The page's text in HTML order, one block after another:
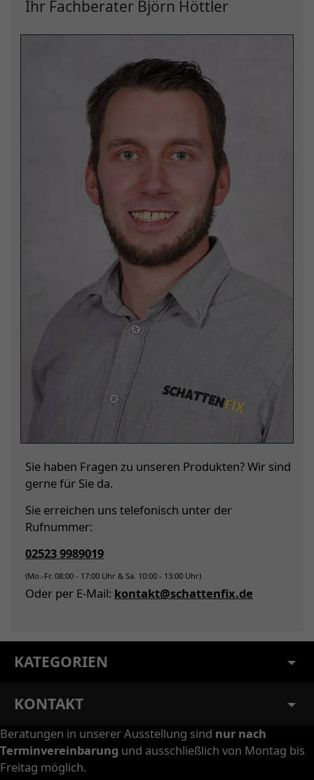
Ihr Fachberater Björn Höttler
Sie haben Fragen zu unseren Produkten? Wir sind
gerne für Sie da.
Sie erreichen uns telefonisch unter der
Rufnummer:
02523 9989019
(Mo.-Fr. 08:00 - 17:00 Uhr & Sa. 10:00 - 13:00 Uhr)
Oder per E-Mail: kontakt@schattenfix.de
KATEGORIEN
KONTAKT
Beratungen in unserer Ausstellung sind nur nach
Terminvereinbarung und ausschließlich von Montag bis
Freitag möglich.